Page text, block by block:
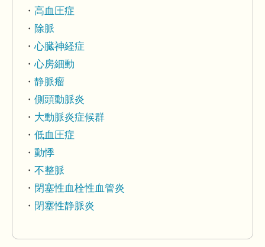
高血圧症
除脈
心臓神経症
心房細動
静脈瘤
側頭動脈炎
大動脈炎症候群
低血圧症
動悸
不整脈
閉塞性血栓性血管炎
閉塞性静脈炎